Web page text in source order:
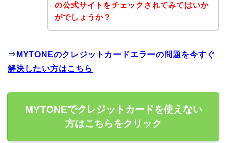
の公式サイトをチェックされてみてはいか
がでしょうか？
⇒ MYTONEのクレジットカードエラーの問題を今すぐ
解決したい方はこちら
MYTONEでクレジットカードを使えない
方はこちらをクリック